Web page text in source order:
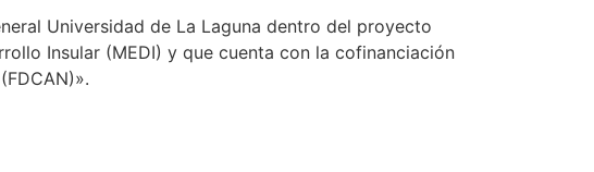
Universidad de La Laguna dentro del proyecto
Insular (MEDI) y que cuenta con la cofinanciación